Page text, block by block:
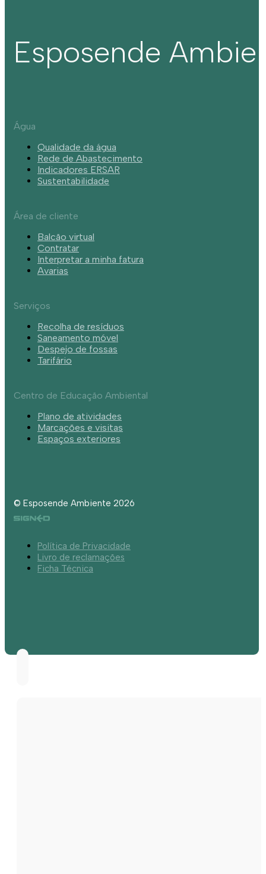
Esposende
Água
Qualidade da água
Rede de Abastecimento
Indicadores ERSAR
Sustentabilidade
Área de cliente
Balcão virtual
Contratar
Interpretar a minha fatura
Avarias
Serviços
Recolha de resíduos
Saneamento móvel
Despejo de fossas
Tarifário
Centro de Educação Ambiental
Plano de atividades
Marcações e visitas
Espaços exteriores
© Esposende Ambiente 2026
Política de Privacidade
Livro de reclamações
Ficha Técnica